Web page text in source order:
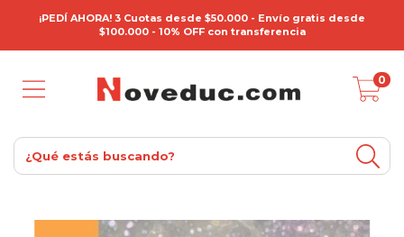
¡PEDÍ AHORA! 3 Cuotas desde $50.000 - Envío gratis desde
$100.000 - 10% OFF con transferencia
0